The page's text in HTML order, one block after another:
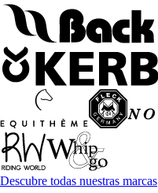
Descubre todas nuestras marcas